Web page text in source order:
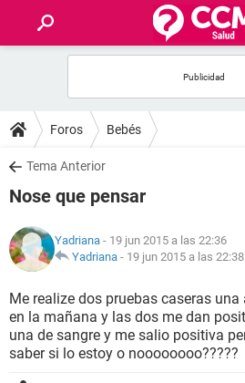
FOROS
SALUD
NUTRICIÓN
BIENESTAR
SEXUALIDAD
Foros Bebés
Tema Anterior
Nose que pensar
Yadriana - 19 jun 2015 a las 22:36
Yadriana - 19 jun 2015 a las 22:38
Me realize dos pruebas caseras una
en la mañana y las dos me dan
una de sangre y me salio positiva
saber si lo estoy o noooooooo?????